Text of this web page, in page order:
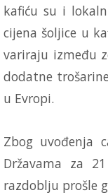
kafiću su i
cijena šoljice u
variraju između
dodatne
u Evropi.
Zbog uvođenja
Državama za
razdoblju prošle